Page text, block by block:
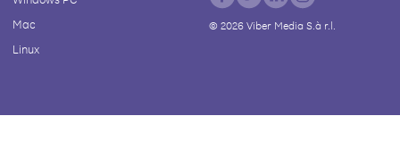
Mac
Linux
© 2026Viber Media S.à r.l.